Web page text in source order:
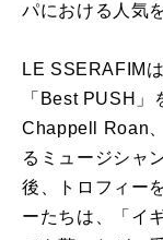
パにおける人気
LE SSERAFIM
「Best PUSH」
Chappell Roan
るミュージシャ
後、トロフィー
ーたちは、「イ